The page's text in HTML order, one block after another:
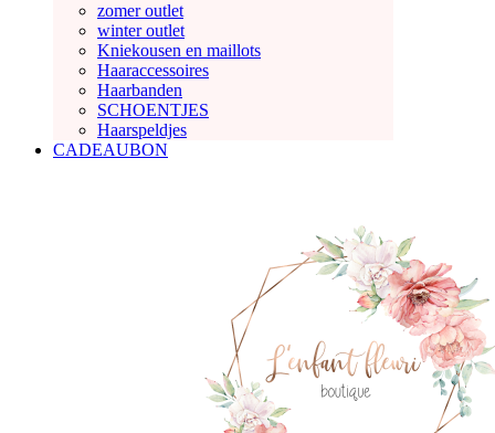
zomer outlet
winter outlet
Kniekousen en maillots
Haaraccessoires
Haarbanden
SCHOENTJES
Haarspeldjes
CADEAUBON